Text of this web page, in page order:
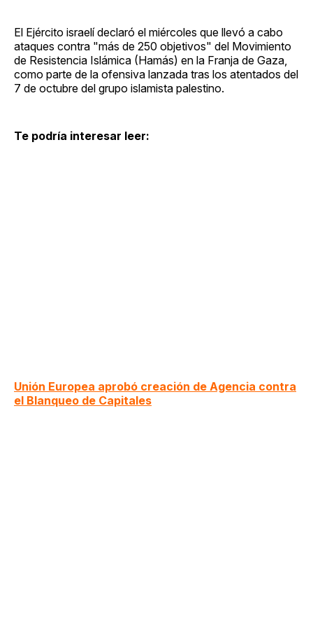
El Ejército israelí declaró el miércoles que llevó a cabo
ataques contra "más de 250 objetivos" del Movimiento
de Resistencia Islámica (Hamás) en la Franja de Gaza,
como parte de la ofensiva lanzada tras los atentados del
7 de octubre del grupo islamista palestino.
Te podría interesar leer:
Unión Europea aprobó creación de Agencia contra
el Blanqueo de Capitales